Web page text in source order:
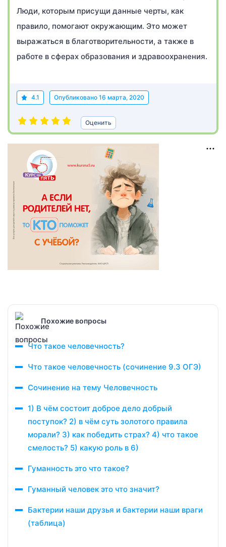
Люди, которым присущи данные черты, как
правило, помогают окружающим. Это может
выражаться в благотворительности, а также в
работе в сферах образования и здравоохранения.
4.1 Опубликовано 16 марта, 2020
Оценить
Похожие вопросы
Что такое человечность?
Что такое человечность (сочинение 9.3 ОГЭ)
Сочинение на тему Человечность
1) В чём состоит доброе дело добрый
поступок? 2) в чём суть золотого правила
морали? 3) как победить страх? 4) что такое
смелость? 5) какую роль в 6)
Гуманность это что такое?
Гуманный человек это что значит?
Бактерии наши друзья и бактерии наши враги
(таблица)